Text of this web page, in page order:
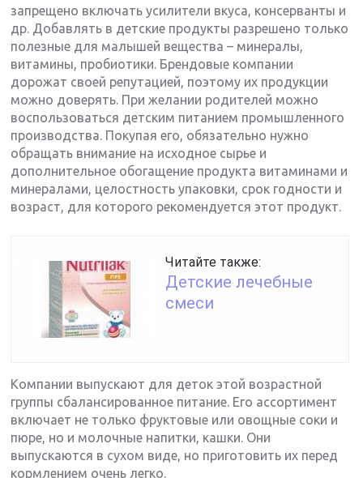
запрещено включать усилители вкуса, консерванты и
др. Добавлять в детские продукты разрешено только
полезные для малышей вещества – минералы,
витамины, пробиотики. Брендовые компании
дорожат своей репутацией, поэтому их продукции
можно доверять. При желании родителей можно
воспользоваться детским питанием промышленного
производства. Покупая его, обязательно нужно
обращать внимание на исходное сырье и
дополнительное обогащение продукта витаминами и
минералами, целостность упаковки, срок годности и
возраст, для которого рекомендуется этот продукт.
Читайте также:
Детские лечебные
смеси
Компании выпускают для деток этой возрастной
группы сбалансированное питание. Его ассортимент
включает не только фруктовые или овощные соки и
пюре, но и молочные напитки, кашки. Они
выпускаются в сухом виде, но приготовить их перед
кормлением очень легко.